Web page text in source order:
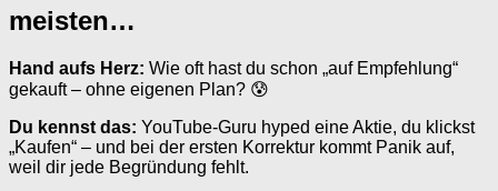
meisten…
Hand aufs Herz: Wie oft hast du schon „auf Empfehlung“
gekauft – ohne eigenen Plan? 😰
Du kennst das: YouTube-Guru hyped eine Aktie, du klickst
„Kaufen“ – und bei der ersten Korrektur kommt Panik auf,
weil dir jede Begründung fehlt.